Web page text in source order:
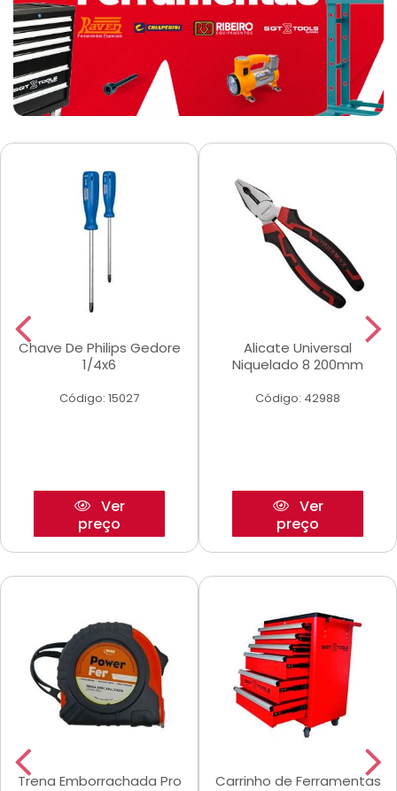
Chave De Philips Gedore
1/4x6
Código: 15027
Ver
preço
Alicate Universal
Niquelado 8 200mm
Código: 42988
Ver
preço
Trena Emborrachada Pro
Carrinho de Ferramentas